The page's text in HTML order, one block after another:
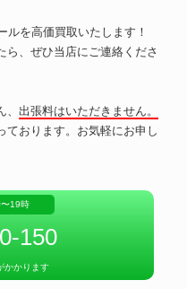
ルを高価買取いたします！
ら、ぜひ当店にご連絡くださ
、 出張料はいただきません。
ております。お気軽にお申し
19時
150
かかります